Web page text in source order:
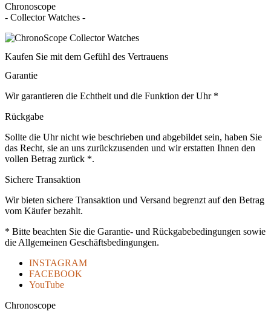
Chronoscope
- Collector Watches -
Kaufen Sie mit dem Gefühl des Vertrauens
Garantie
Wir garantieren die Echtheit und die Funktion der Uhr *
Rückgabe
Sollte die Uhr nicht wie beschrieben und abgebildet sein, haben Sie
das Recht, sie an uns zurückzusenden und wir erstatten Ihnen den
vollen Betrag zurück *.
Sichere Transaktion
Wir bieten sichere Transaktion und Versand begrenzt auf den Betrag
vom Käufer bezahlt.
* Bitte beachten Sie die Garantie- und Rückgabebedingungen sowie
die Allgemeinen Geschäftsbedingungen.
INSTAGRAM
FACEBOOK
YouTube
Chronoscope